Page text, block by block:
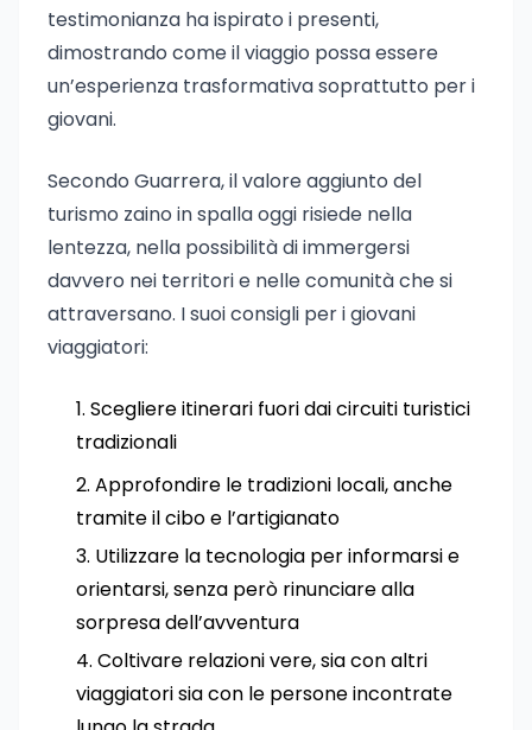
testimonianza ha ispirato i presenti,
dimostrando come il viaggio possa essere
un’esperienza trasformativa soprattutto per i
giovani.
Secondo Guarrera, il valore aggiunto del
turismo zaino in spalla oggi risiede nella
lentezza, nella possibilità di immergersi
davvero nei territori e nelle comunità che si
attraversano. I suoi consigli per i giovani
viaggiatori:
Scegliere itinerari fuori dai circuiti turistici
tradizionali
Approfondire le tradizioni locali, anche
tramite il cibo e l’artigianato
Utilizzare la tecnologia per informarsi e
orientarsi, senza però rinunciare alla
sorpresa dell’avventura
Coltivare relazioni vere, sia con altri
viaggiatori sia con le persone incontrate